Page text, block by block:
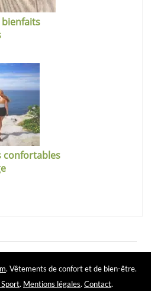
bienfaits
confortables
. Vêtements de confort et de bien-être.
. Mentions légales. Contact.